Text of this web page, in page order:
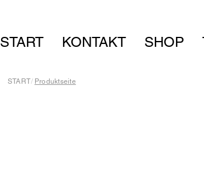
START KONTAKT SHOP
START/ Produktseite